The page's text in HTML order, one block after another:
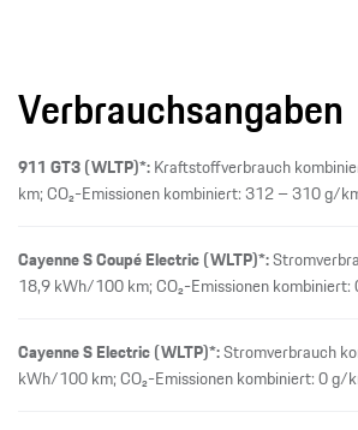
Verbrauchsangaben
911 GT3 (WLTP)*:Kraftstoffverbrauch
km; CO₂-Emissionen kombiniert: 312 – 310 g/
Cayenne S Coupé Electric (WLTP)*:
18,9 kWh/100 km; CO₂-Emissionen kombiniert:
Cayenne S Electric (WLTP)*:Stromverbrauch
kWh/100 km; CO₂-Emissionen kombiniert: 0 g/